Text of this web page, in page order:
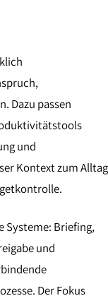
Dazu passen
und
Kontext zum Alltag
Systeme: Briefing,
und
Der Fokus